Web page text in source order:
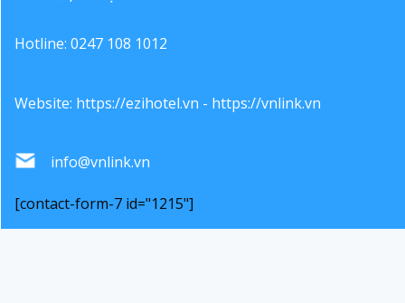
Hotline: 0247 108 1012
Website: https://ezihotel.vn - https://vnlink.vn
info@vnlink.vn
[contact-form-7 id="1215"]